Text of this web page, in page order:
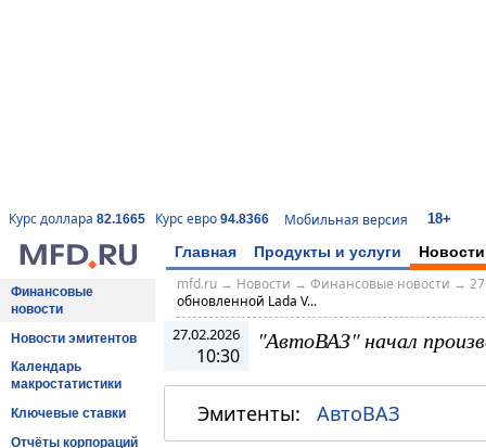
Курс доллара 82.1665 Курс евро 94.8366 Мобильная версия 18+
Главная Продукты и услуги Новости
Финансовые
новости
Новости эмитентов
Календарь
макростатистики
Ключевые ставки
Отчёты корпораций
mfd.ru→ Новости → Финансовые новости →
обновленной Lada V...
27.02.2026
10:30
"АвтоВАЗ" начал
Эмитенты: АвтоВАЗ